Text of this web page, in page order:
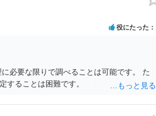
役にたった
必要な限りで調べることは可能です。 た
することは困難です。